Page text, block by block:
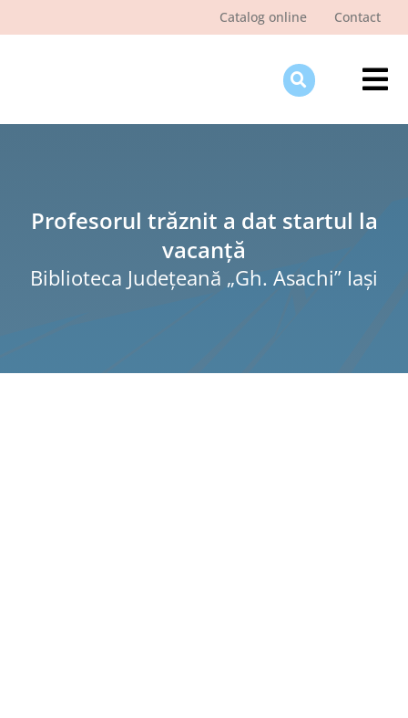
Catalog online Contact
Profesorul trăznit a dat startul la
vacanță
Biblioteca Judeţeană „Gh. Asachi” Iaşi